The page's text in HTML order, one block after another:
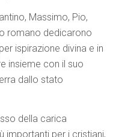
Massimo, Pio,
romano dedicarono
ispirazione divina e in
insieme con il suo
dallo stato
della carica
importanti per i cristiani,